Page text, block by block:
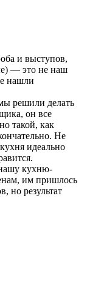
и выступов,
— это не наш
нашли
решили делать
он все
такой, как
Не
идеально
кухню-
им пришлось
но результат